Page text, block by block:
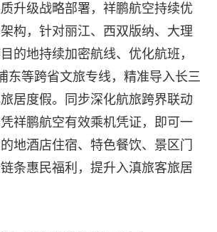
升级战略部署，祥鹏航空持续优
构，针对丽江、西双版纳、大理
的地持续加密航线、优化航班，
东等跨省文旅专线，精准导入长三
居度假。同步深化航旅跨界联动
祥鹏航空有效乘机凭证，即可一
地酒店住宿、特色餐饮、景区门
条惠民福利，提升入滇旅客旅居